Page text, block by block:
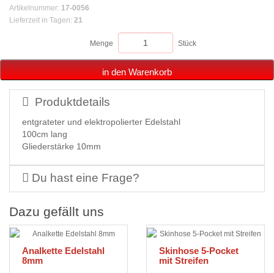
Artikelnummer: 17-0056
Lieferzeit in Tagen: 21
Menge Stück
in den Warenkorb
Produktdetails
entgrateter und elektropolierter Edelstahl
100cm lang
Gliederstärke 10mm
Du hast eine Frage?
Dazu gefällt uns
Analkette Edelstahl
8mm
Skinhose 5-Pocket
mit Streifen